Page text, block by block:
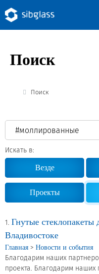
Управляющая компания
Инженер Стеклов
История компании
Политика в области
Работа в Sibglass
Новости и
Продажа
Поиск
Поиск
Искать в:
Везде
Проекты
1. Гнутые
Владивостоке
Главная > Новости и события
Благодарим наших
проекта. Благодарим наших